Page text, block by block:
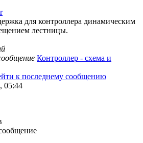
для контроллера динамическим
лестницы.
Контроллер - схема и
к последнему сообщению
05:44